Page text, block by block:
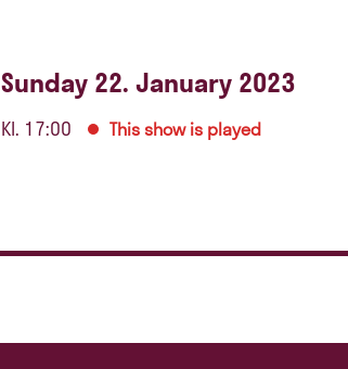
Sunday 22. January 2023
Kl. 17:00 This show is played